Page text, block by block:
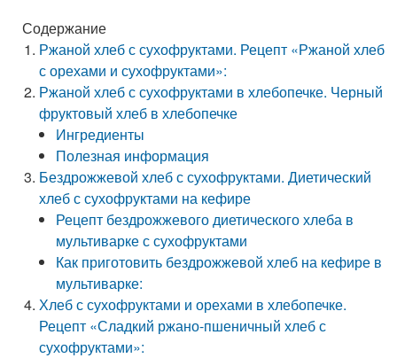
Содержание
Ржаной хлеб с сухофруктами. Рецепт «Ржаной хлеб
с орехами и сухофруктами»:
Ржаной хлеб с сухофруктами в хлебопечке. Черный
фруктовый хлеб в хлебопечке
Ингредиенты
Полезная информация
Бездрожжевой хлеб с сухофруктами. Диетический
хлеб с сухофруктами на кефире
Рецепт бездрожжевого диетического хлеба в
мультиварке с сухофруктами
Как приготовить бездрожжевой хлеб на кефире в
мультиварке:
Хлеб с сухофруктами и орехами в хлебопечке.
Рецепт «Сладкий ржано-пшеничный хлеб с
сухофруктами»: